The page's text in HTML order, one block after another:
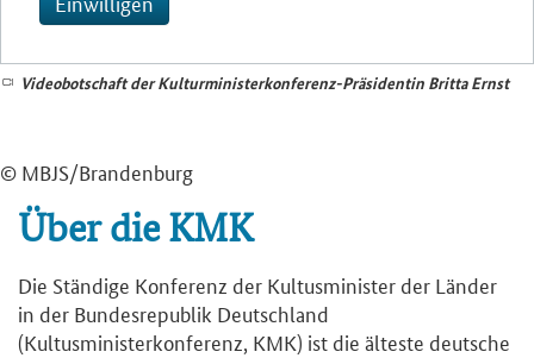
Videobotschaft der Kulturministerkonferenz-Präsidentin Britta Ernst
© MBJS/Brandenburg
Über die KMK
Die Ständige Konferenz der Kultusminister der Länder
in der Bundesrepublik Deutschland
(Kultusministerkonferenz, KMK) ist die älteste deutsche